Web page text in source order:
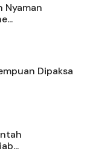
Nyaman
Dipaksa